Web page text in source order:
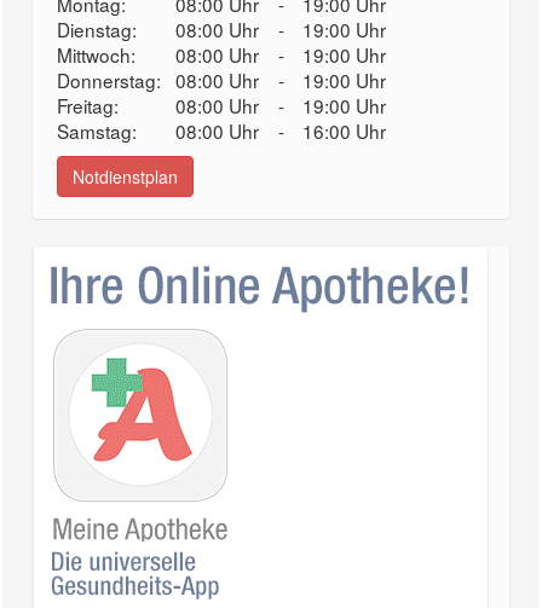
Dienstag:
08:00 Uhr -
19:00 Uhr
Mittwoch:
08:00 Uhr -
19:00 Uhr
Donnerstag: 08:00 Uhr -
19:00 Uhr
Freitag:
08:00 Uhr -
19:00 Uhr
Samstag:
08:00 Uhr - 16:00 Uhr
Notdienstplan